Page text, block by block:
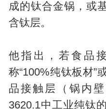
成的钛合金锅，或
含钛层。
他指出，若食品
称“100%纯钛板材”
品接触层（锅内
3620.1中工业纯钛